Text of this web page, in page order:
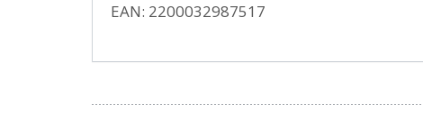
EAN: 2200032987517